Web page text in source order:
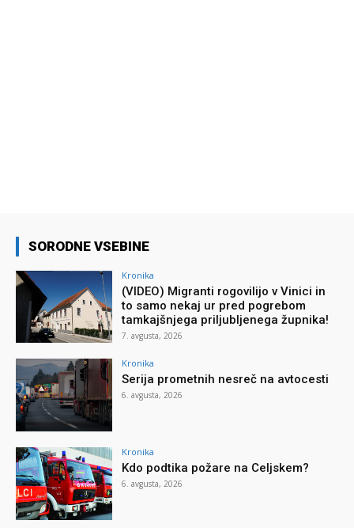
SORODNE VSEBINE
Kronika
(VIDEO) Migranti rogovilijo v Vinici in
to samo nekaj ur pred pogrebom
tamkajšnjega priljubljenega župnika!
7. avgusta, 2026
Kronika
Serija prometnih nesreč na avtocesti
6. avgusta, 2026
Kronika
Kdo podtika požare na Celjskem?
6. avgusta, 2026